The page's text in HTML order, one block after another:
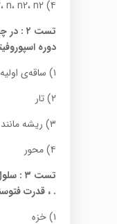
۴) n2، n، n2، n2
تست ۲ : در
دوره
۱) ساقه‌ی اولیه
۲) تار
۳) ریشه مانند
۴) محور
تست ۳
:
. ، قدرت
۱) خزه